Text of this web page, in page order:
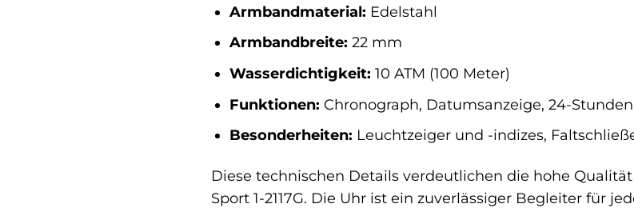
Armbandmaterial: Edelstahl
Armbandbreite: 22 mm
Wasserdichtigkeit: 10 ATM (100 Meter)
Funktionen: Chronograph, Datumsanzeige, 24-
Besonderheiten: Leuchtzeiger und -indizes,
Diese technischen Details verdeutlichen die hohe
Sport 1-2117G. Die Uhr ist ein zuverlässiger Begleiter für